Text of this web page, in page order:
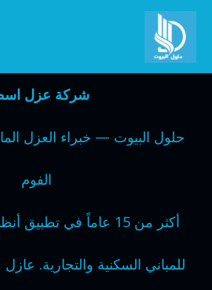
تخطي
المحتوى
شركة عزل
حلول البيوت — خبراء العزل
الفوم
أكثر من 15 عاماً في
للمباني السكنية والتجارية.